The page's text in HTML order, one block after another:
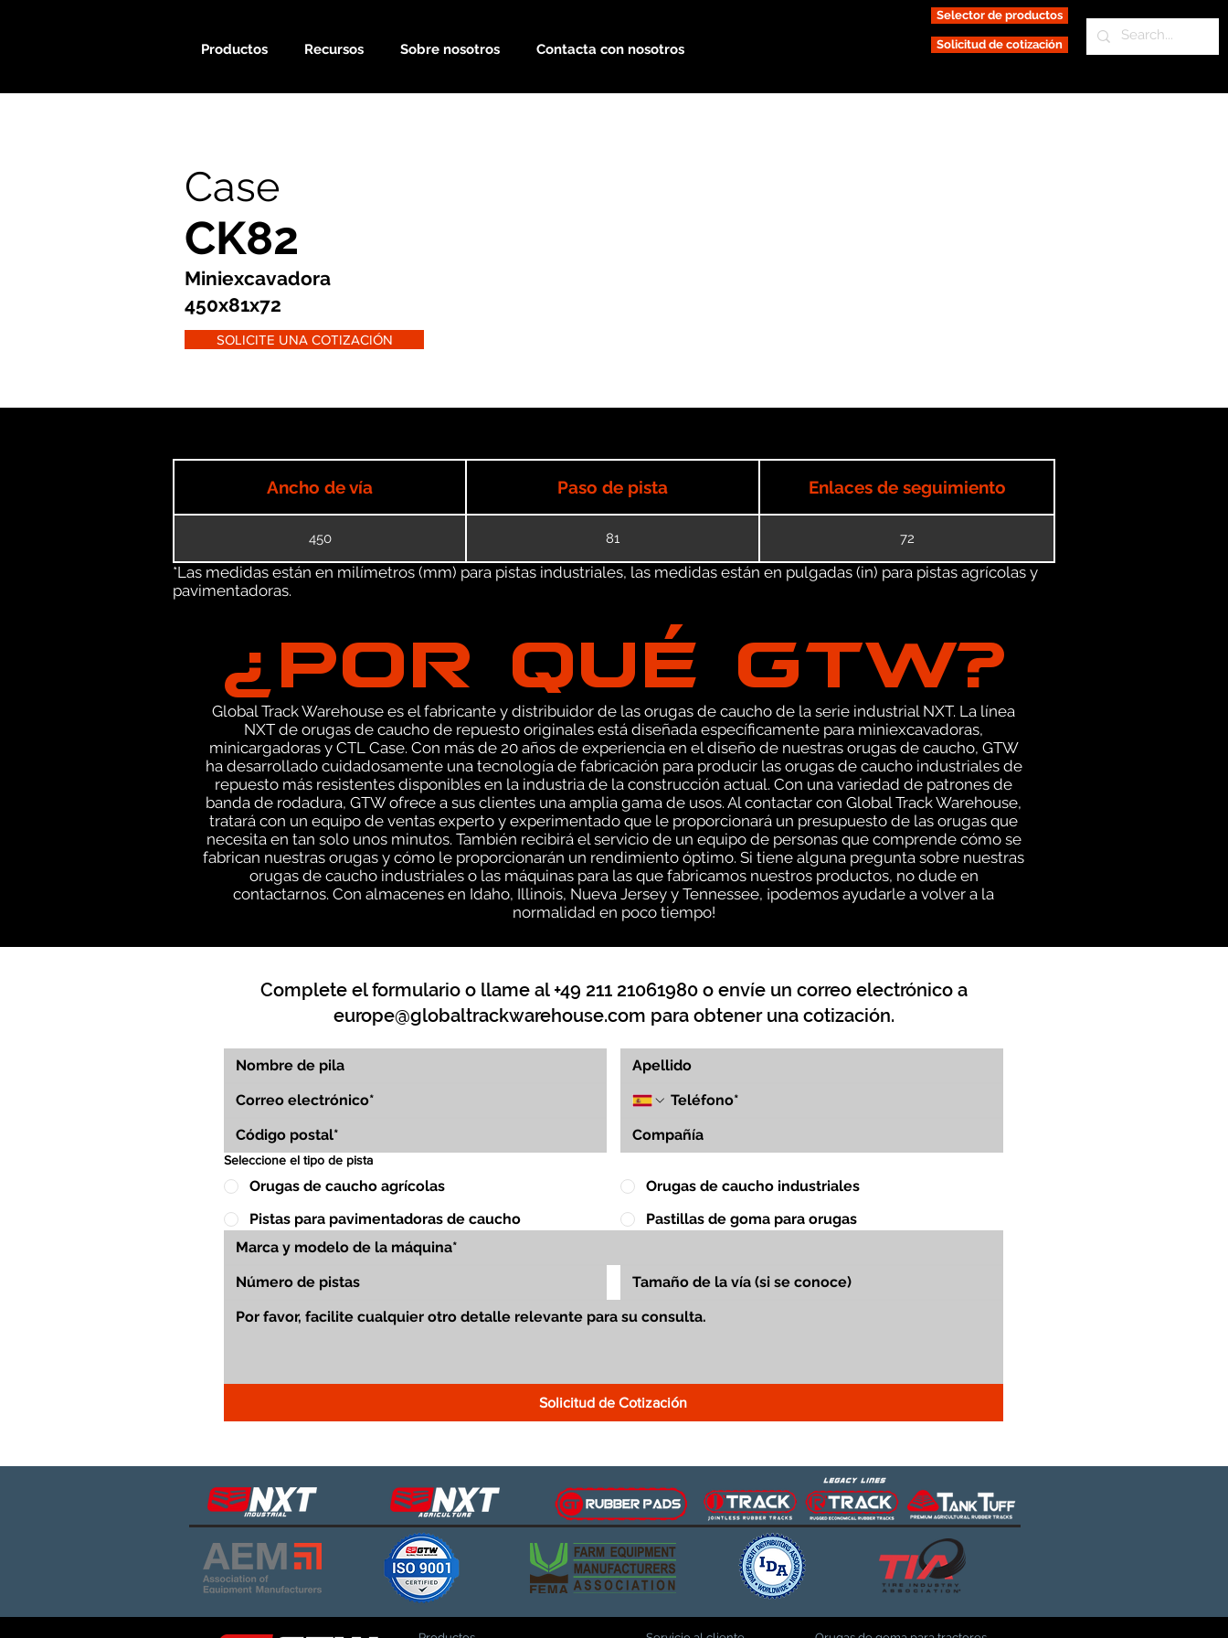
Productos Recursos Sobre nosotros Contacta con nosotros
Selector de productos
Solicitud de cotización
Case
CK82
Miniexcavadora
450x81x72
SOLICITE UNA COTIZACIÓN
Ancho de vía Paso de pista Enlaces de seguimiento
450 81 72
*Las medidas están en milímetros (mm) para pistas industriales, las medidas están en pulgadas (in) para pistas agrícolas y
pavimentadoras.
¿POR QUÉ GTW?
Global Track Warehouse es el fabricante y distribuidor de las orugas de caucho de la serie industrial NXT. La línea
NXT de orugas de caucho de repuesto originales está diseñada específicamente para miniexcavadoras,
minicargadoras y CTL Case. Con más de 20 años de experiencia en el diseño de nuestras orugas de caucho, GTW
ha desarrollado cuidadosamente una tecnología de fabricación para producir las orugas de caucho industriales de
repuesto más resistentes disponibles en la industria de la construcción actual. Con una variedad de patrones de
banda de rodadura, GTW ofrece a sus clientes una amplia gama de usos. Al contactar con Global Track Warehouse,
tratará con un equipo de ventas experto y experimentado que le proporcionará un presupuesto de las orugas que
necesita en tan solo unos minutos. También recibirá el servicio de un equipo de personas que comprende cómo se
fabrican nuestras orugas y cómo le proporcionarán un rendimiento óptimo. Si tiene alguna pregunta sobre nuestras
orugas de caucho industriales o las máquinas para las que fabricamos nuestros productos, no dude en
contactarnos. Con almacenes en Idaho, Illinois, Nueva Jersey y Tennessee, ¡podemos ayudarle a volver a la
normalidad en poco tiempo!
Complete el formulario o llame al +49 211 21061980 o envíe un correo electrónico a
europe@globaltrackwarehouse.com para obtener una cotización.
Seleccione el tipo de pista
Orugas de caucho agrícolas
Orugas de caucho industriales
Pistas para pavimentadoras de caucho
Pastillas de goma para orugas
Solicitud de Cotización